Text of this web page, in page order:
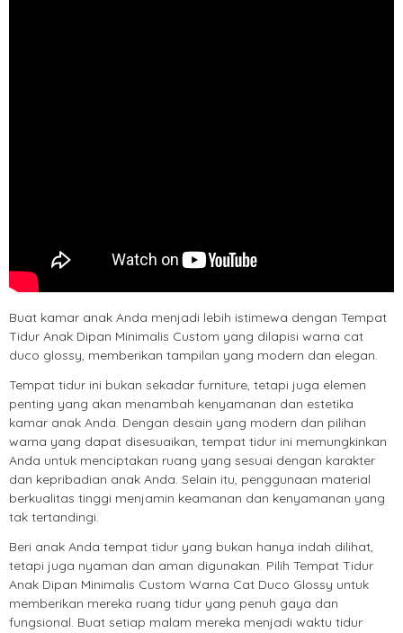
Buat kamar anak Anda menjadi lebih istimewa dengan Tempat
Tidur Anak Dipan Minimalis Custom yang dilapisi warna cat
duco glossy, memberikan tampilan yang modern dan elegan.
Tempat tidur ini bukan sekadar furniture, tetapi juga elemen
penting yang akan menambah kenyamanan dan estetika
kamar anak Anda. Dengan desain yang modern dan pilihan
warna yang dapat disesuaikan, tempat tidur ini memungkinkan
Anda untuk menciptakan ruang yang sesuai dengan karakter
dan kepribadian anak Anda. Selain itu, penggunaan material
berkualitas tinggi menjamin keamanan dan kenyamanan yang
tak tertandingi.
Beri anak Anda tempat tidur yang bukan hanya indah dilihat,
tetapi juga nyaman dan aman digunakan. Pilih Tempat Tidur
Anak Dipan Minimalis Custom Warna Cat Duco Glossy untuk
memberikan mereka ruang tidur yang penuh gaya dan
fungsional. Buat setiap malam mereka menjadi waktu tidur